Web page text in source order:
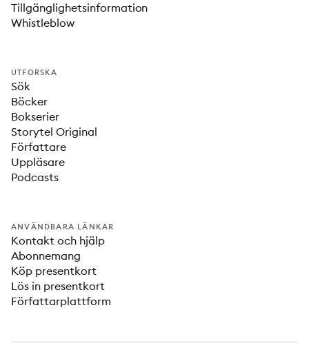
Tillgänglighetsinformation
Whistleblow
UTFORSKA
Sök
Böcker
Bokserier
Storytel Original
Författare
Uppläsare
Podcasts
ANVÄNDBARA LÄNKAR
Kontakt och hjälp
Abonnemang
Köp presentkort
Lös in presentkort
Författarplattform